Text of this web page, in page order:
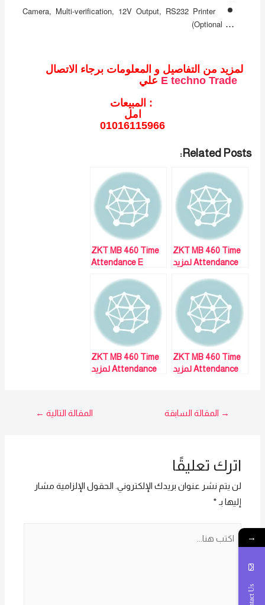
Camera‎,‎ Multi‎-verification‎,‎ 12V Output‎,‎ RS232 Printer
‎(‎Optional ‎.‎‎.‎‎.‎
لمزيد من التفاصيل و المعلومات برجاء الاتصال
E techno Trade
المبيعات :
امل
01016115966
Related Posts:
ZKT MB 460 Time
Attendance لمزيد
المعلومات برجاء
techno Trade
المبيعات : امل
01016115966
ZKT MB 460 Time
Attendance E
لمزيد من التفاصيل
و المعلومات برجاء
الاتصال علي
المبيعات : امل
01016115966
ZKT MB 460 Time
Attendance لمزيد
techno Trade
ZKT MB 460 Time
Attendance لمزيد
techno Trade
تصفّح
→ المقالة السابقة المقالة التالية ←
اترك تعليقًا
لن يتم نشر عنوان بريدك الإلكتروني. الحقول الإلزامية مشار
إليها بـ *
اكتب
هنا...
→